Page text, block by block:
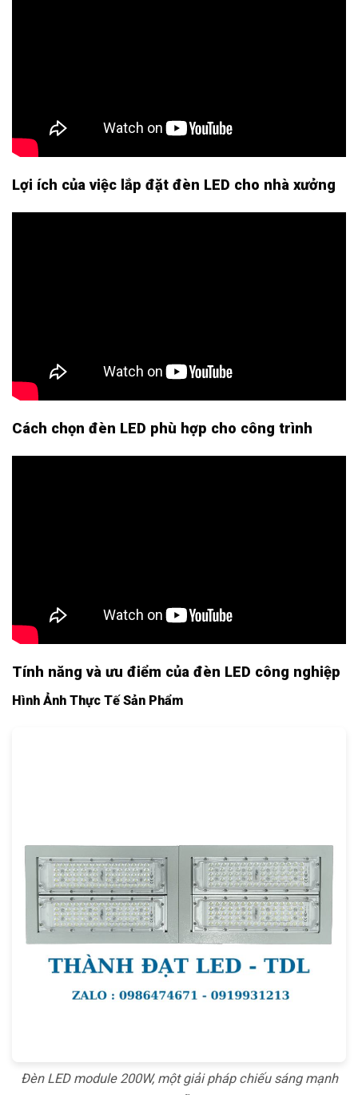
Lợi ích của việc lắp đặt đèn LED cho nhà xưởng
Cách chọn đèn LED phù hợp cho công trình
Tính năng và ưu điểm của đèn LED công nghiệp
Hình Ảnh Thực Tế Sản Phẩm
Đèn LED module 200W, một giải pháp chiếu sáng mạnh